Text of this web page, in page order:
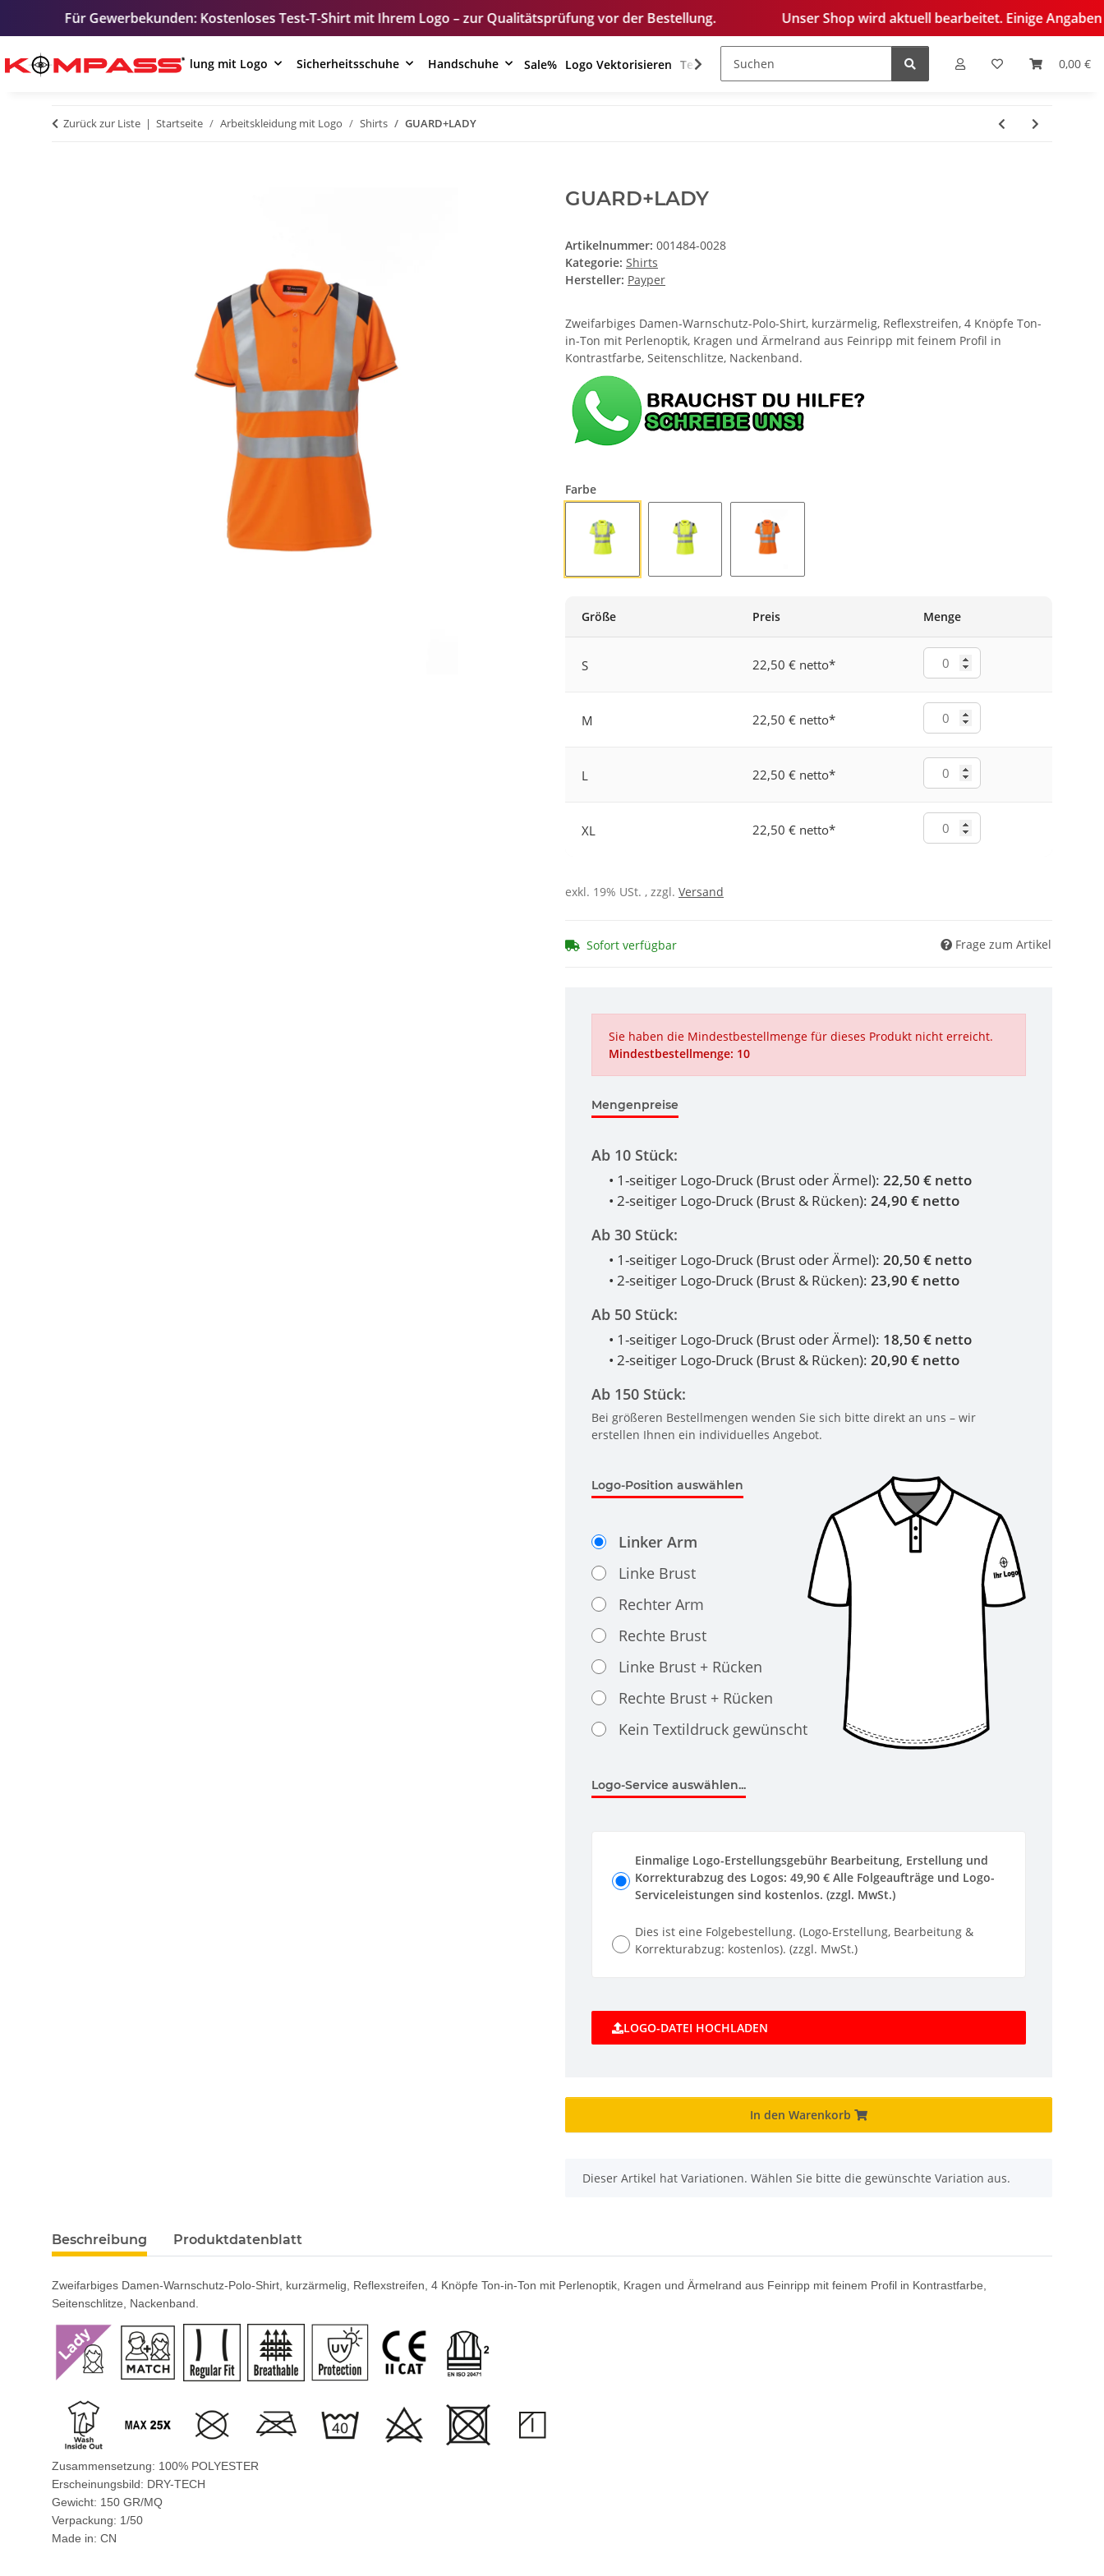
Kostenloses Test-T-Shirt mit Ihrem Logo – zur Qualitätsprüfung vor der Bestellung. Unser Shop wird aktuell bearbeitet. Einige Angaben sind derzeit
0,00 €
Arbeitskleidung mit Logo Sicherheitsschuhe Handschuhe Sale% Logo Vektorisieren Textilveredelung
Zurück zur Liste Startseite Arbeitskleidung mit Logo Shirts GUARD+LADY
GUARD+LADY
Artikelnummer: 001484-0028
Kategorie: Shirts
Hersteller: Payper
Zweifarbiges Damen-Warnschutz-Polo-Shirt, kurzärmelig, Reflexstreifen, 4 Knöpfe Ton-
in-Ton mit Perlenoptik, Kragen und Ärmelrand aus Feinripp mit feinem Profil in
Kontrastfarbe, Seitenschlitze, Nackenband.
Farbe
FLUOGELB/GELEEGRÜN
Größe Preis Menge
S 22,50 € netto*
M 22,50 € netto*
L 22,50 € netto*
XL 22,50 € netto*
exkl. 19% USt. , zzgl. Versand
Sofort verfügbar Frage zum Artikel
Sie haben die Mindestbestellmenge für dieses Produkt nicht erreicht.
Mindestbestellmenge: 10
Mengenpreise
Ab 10 Stück:
• 1-seitiger Logo-Druck (Brust oder Ärmel): 22,50 € netto
• 2-seitiger Logo-Druck (Brust & Rücken): 24,90 € netto
Ab 30 Stück:
• 1-seitiger Logo-Druck (Brust oder Ärmel): 20,50 € netto
• 2-seitiger Logo-Druck (Brust & Rücken): 23,90 € netto
Ab 50 Stück:
• 1-seitiger Logo-Druck (Brust oder Ärmel): 18,50 € netto
• 2-seitiger Logo-Druck (Brust & Rücken): 20,90 € netto
Ab 150 Stück:
Bei größeren Bestellmengen wenden Sie sich bitte direkt an uns – wir
erstellen Ihnen ein individuelles Angebot.
Logo-Position auswählen
Linker Arm
Linke Brust
Rechter Arm
Rechte Brust
Linke Brust + Rücken
Rechte Brust + Rücken
Kein Textildruck gewünscht
Logo-Service auswählen...
Einmalige Logo-Erstellungsgebühr Bearbeitung, Erstellung und
Korrekturabzug des Logos: 49,90 € Alle Folgeaufträge und Logo-
Serviceleistungen sind kostenlos. (zzgl. MwSt.)
Dies ist eine Folgebestellung. (Logo-Erstellung, Bearbeitung &
Korrekturabzug: kostenlos). (zzgl. MwSt.)
LOGO-DATEI HOCHLADEN
In den Warenkorb
x
Dieser Artikel hat Variationen. Wählen Sie bitte die gewünschte Variation aus.
Beschreibung Produktdatenblatt
Zweifarbiges Damen-Warnschutz-Polo-Shirt, kurzärmelig, Reflexstreifen, 4 Knöpfe Ton-in-Ton mit Perlenoptik, Kragen und Ärmelrand aus Feinripp mit feinem Profil in Kontrastfarbe,
Seitenschlitze, Nackenband.
Zusammensetzung: 100% POLYESTER
Erscheinungsbild: DRY-TECH
Gewicht: 150 GR/MQ
Verpackung: 1/50
Made in: CN